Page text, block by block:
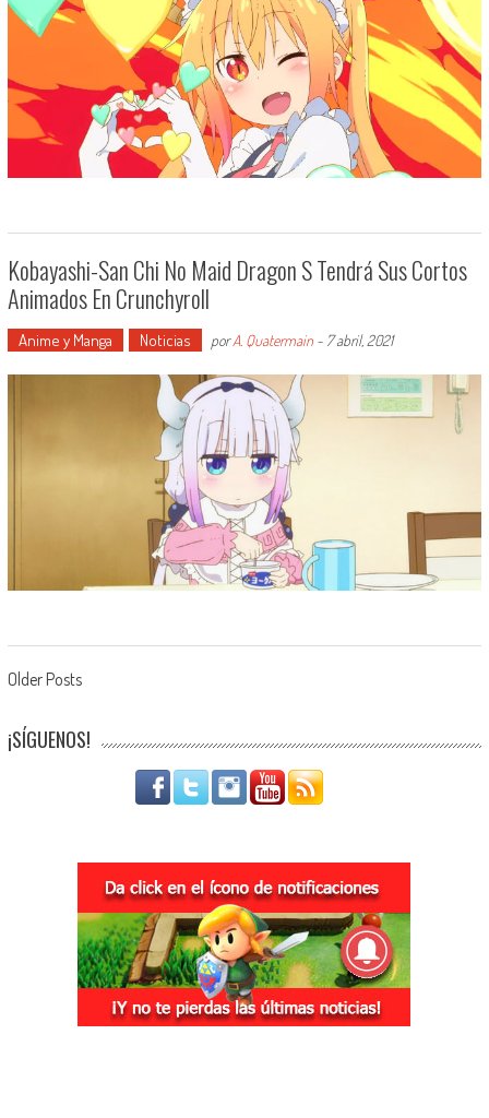
Kobayashi-San Chi No Maid Dragon S Tendrá Sus Cortos
Animados En Crunchyroll
Anime y Manga Noticias porA. Quatermain- 7 abril, 2021
Navegación de entradas
Older Posts
¡SÍGUENOS!